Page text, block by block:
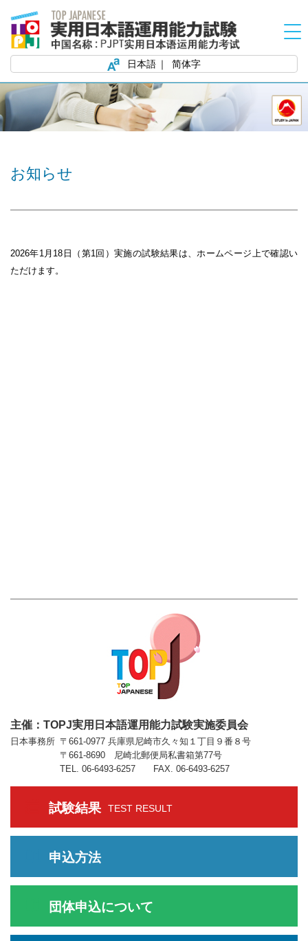
日本語 简体字
お知らせ
2026年1 月 18 日（第1 回）実施の試験結果は、ホームページ上で確認い
ただけます。
主催：TOPJ実用日本語運用能力試験実施委員会
日本事務所 〒661-0977 兵庫県尼崎市久々知１丁目９番８号
〒661-8690 尼崎北郵便局私書箱第77号
TEL. 06-6493-6257 FAX. 06-6493-6257
試験結果 TEST RESULT
申込方法
団体申込について